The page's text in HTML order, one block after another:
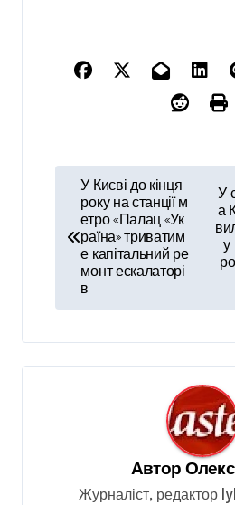
в
ц
У Києві до кінця
року на станції м
етро «Палац «Ук
раїна» триватим
е капітальний ре
монт ескалаторі
в
У
а
у
Автор
Журналіст, редактор